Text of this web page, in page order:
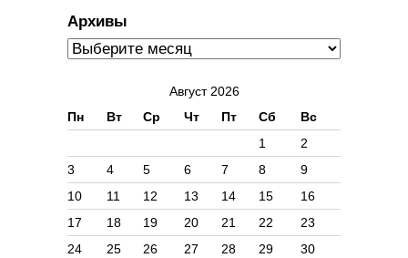
Архивы
Август 2026
Пн
Вт Ср Чт Пт Сб Вс
1
2
3
4 5 6 7 8
9
10
11 12 13 14 15
16
17
18 19 20 21 22
23
24
25 26 27 28 29
30